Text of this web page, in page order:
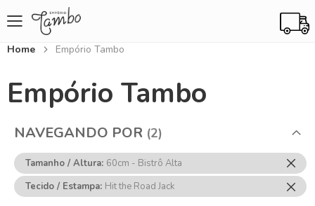
Home Empório Tambo
Empório Tambo
NAVEGANDO POR
Tamanho / Altura 60cm - Bistrô Alta
Esse
Item
Tecido / Estampa Hit the Road Jack
Esse